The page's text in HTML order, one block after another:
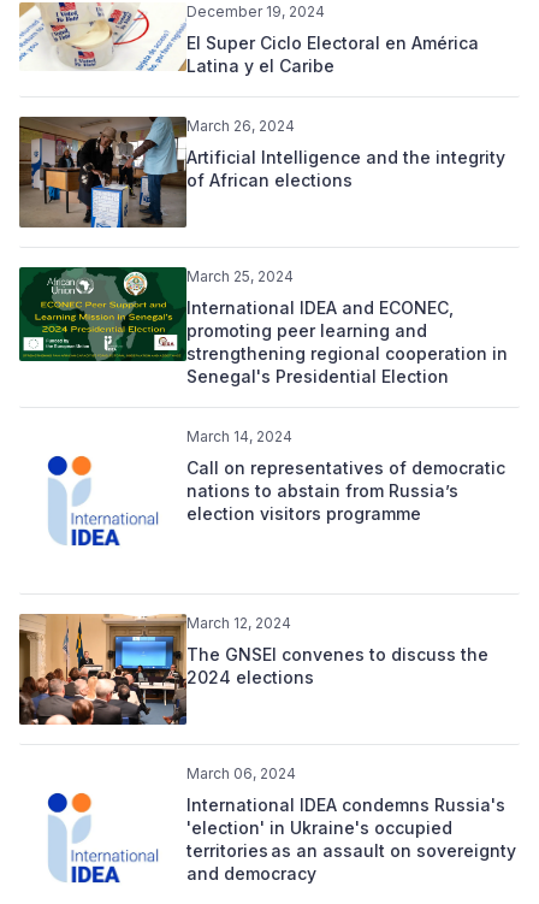
December 19, 2024
El Super Ciclo Electoral en América
Latina y el Caribe
March 26, 2024
Artificial Intelligence and the integrity
of African elections
March 25, 2024
International IDEA and ECONEC,
promoting peer learning and
strengthening regional cooperation in
Senegal's Presidential Election
March 14, 2024
Call on representatives of democratic
nations to abstain from Russia’s
election visitors programme
March 12, 2024
The GNSEI convenes to discuss the
2024 elections
March 06, 2024
International IDEA condemns Russia's
'election' in Ukraine's occupied
territories as an assault on sovereignty
and democracy